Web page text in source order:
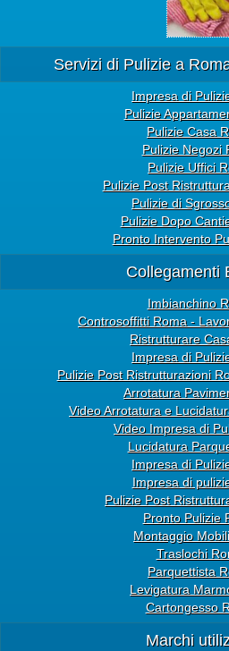
Servizi di Pulizie a
Impresa di
Pulizie
Pulizie Casa
Pulizie Negozi
Pulizie Uffici
Pulizie Post
Pulizie di
Pulizie Dopo
Pronto Intervento
Collegamenti
Imbianchino
Controsoffitti Roma -
Ristrutturare
Impresa di
Pulizie Post Ristrutturazioni
Arrotatura
Video Arrotatura e
Video Impresa di
Lucidatura
Impresa di
Impresa di
Pulizie Post
Pronto Pulizie
Montaggio
Traslochi
Parquettista
Levigatura
Cartongesso
Marchi